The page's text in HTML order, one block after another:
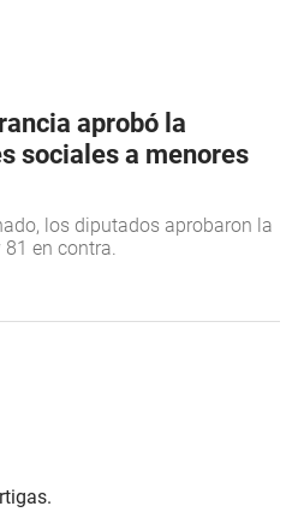
aprobó la
sociales a menores
los diputados aprobaron la
81 en contra.